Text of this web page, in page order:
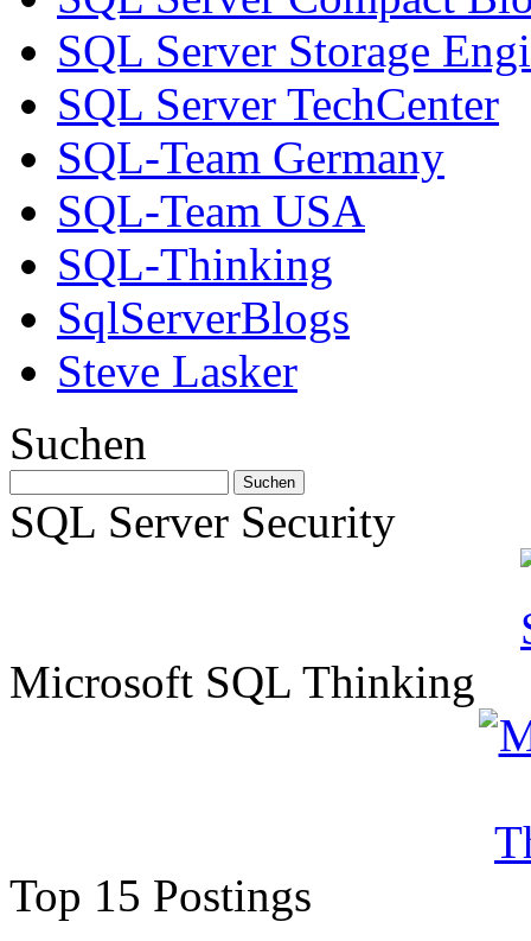
SQL Server Storage
SQL Server TechCenter
SQL-Team Germany
SQL-Team USA
SQL-Thinking
SqlServerBlogs
Steve Lasker
Suchen
SQL Server Security
Microsoft SQL Thinking
Top 15 Postings